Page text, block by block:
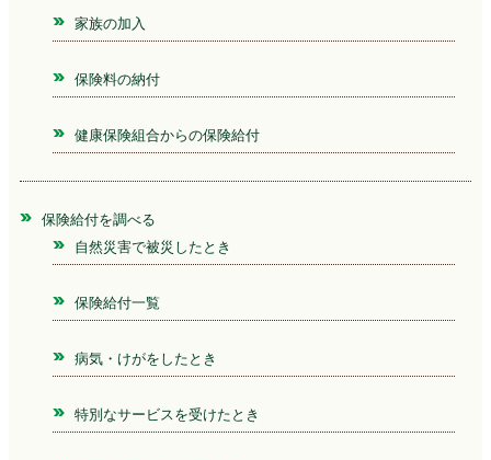
家族の加入
保険料の納付
健康保険組合からの保険給付
保険給付を調べる
自然災害で被災したとき
保険給付一覧
病気・けがをしたとき
特別なサービスを受けたとき